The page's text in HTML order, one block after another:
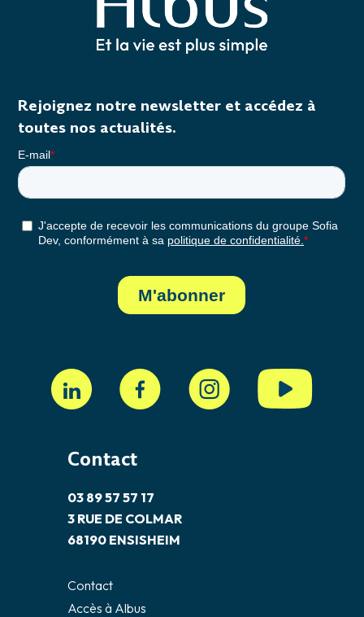
Contact
03 89 57 57 17
3 RUE DE COLMAR
68190 ENSISHEIM
Contact
Accès à Albus
Rejoignez notre newsletter et accédez à
toutes nos actualités.